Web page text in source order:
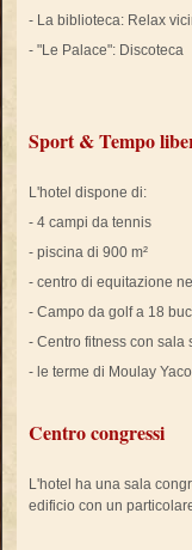
- La biblioteca: Relax
- "Le Palace": Discoteca
Sport & Tempo
L'hotel dispone di:
- 4 campi da tennis
- piscina di 900 m²
- centro di equitazione
- Campo da golf a 18
- Centro fitness con sala
- le terme di Moulay
Centro congressi
L'hotel ha una sala
edificio con un